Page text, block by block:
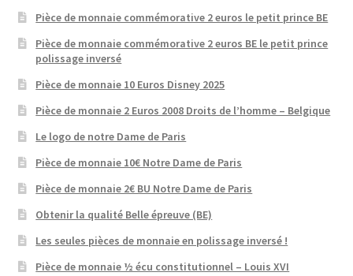
Pièce de monnaie commémorative 2 euros le petit prince BE
Pièce de monnaie commémorative 2 euros BE le petit prince
polissage inversé
Pièce de monnaie 10 Euros Disney 2025
Pièce de monnaie 2 Euros 2008 Droits de l’homme – Belgique
Le logo de notre Dame de Paris
Pièce de monnaie 10€ Notre Dame de Paris
Pièce de monnaie 2€ BU Notre Dame de Paris
Obtenir la qualité Belle épreuve (BE)
Les seules pièces de monnaie en polissage inversé !
Pièce de monnaie ½ écu constitutionnel – Louis XVI